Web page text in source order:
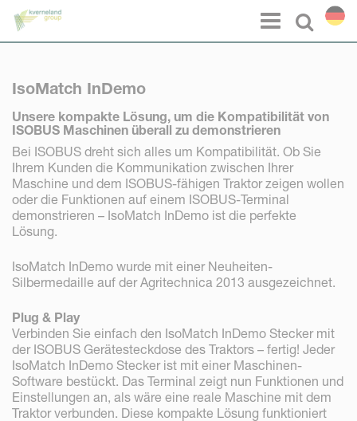
Select
Menu
IsoMatch InDemo
Unsere kompakte Lösung, um die Kompatibilität von
ISOBUS Maschinen überall zu demonstrieren
Bei ISOBUS dreht sich alles um Kompatibilität. Ob Sie
Ihrem Kunden die Kommunikation zwischen Ihrer
Maschine und dem ISOBUS-fähigen Traktor zeigen wollen
oder die Funktionen auf einem ISOBUS-Terminal
demonstrieren – IsoMatch InDemo ist die perfekte
Lösung.
IsoMatch InDemo wurde mit einer Neuheiten-
Silbermedaille auf der Agritechnica 2013 ausgezeichnet.
Plug & Play
Verbinden Sie einfach den IsoMatch InDemo Stecker mit
der ISOBUS Gerätesteckdose des Traktors – fertig! Jeder
IsoMatch InDemo Stecker ist mit einer Maschinen-
Software bestückt. Das Terminal zeigt nun Funktionen und
Einstellungen an, als wäre eine reale Maschine mit dem
Traktor verbunden. Diese kompakte Lösung funktioniert
Cookie-Einstellungen